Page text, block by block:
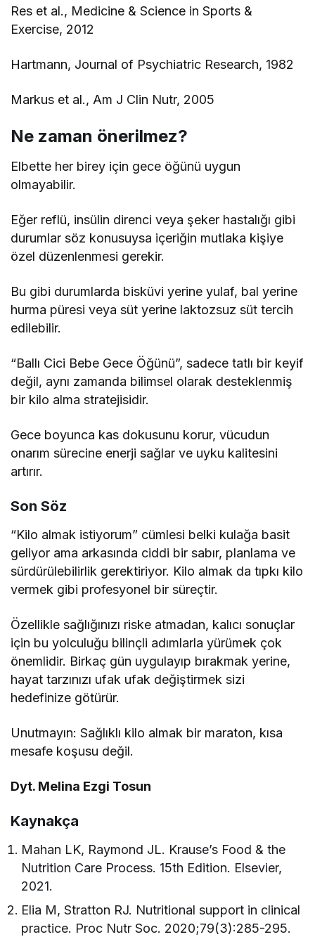
Res et al., Medicine & Science in Sports &
Exercise, 2012
Hartmann, Journal of Psychiatric Research, 1982
Markus et al., Am J Clin Nutr, 2005
Ne zaman önerilmez?
Elbette her birey için gece öğünü uygun
olmayabilir.
Eğer reflü, insülin direnci veya şeker hastalığı gibi
durumlar söz konusuysa içeriğin mutlaka kişiye
özel düzenlenmesi gerekir.
Bu gibi durumlarda bisküvi yerine yulaf, bal yerine
hurma püresi veya süt yerine laktozsuz süt tercih
edilebilir.
“Ballı Cici Bebe Gece Öğünü”, sadece tatlı bir keyif
değil, aynı zamanda bilimsel olarak desteklenmiş
bir kilo alma stratejisidir.
Gece boyunca kas dokusunu korur, vücudun
onarım sürecine enerji sağlar ve uyku kalitesini
artırır.
Son Söz
“Kilo almak istiyorum” cümlesi belki kulağa basit
geliyor ama arkasında ciddi bir sabır, planlama ve
sürdürülebilirlik gerektiriyor. Kilo almak da tıpkı kilo
vermek gibi profesyonel bir süreçtir.
Özellikle sağlığınızı riske atmadan, kalıcı sonuçlar
için bu yolculuğu bilinçli adımlarla yürümek çok
önemlidir. Birkaç gün uygulayıp bırakmak yerine,
hayat tarzınızı ufak ufak değiştirmek sizi
hedefinize götürür.
Unutmayın: Sağlıklı kilo almak bir maraton, kısa
mesafe koşusu değil.
Dyt. Melina Ezgi Tosun
Kaynakça
Mahan LK, Raymond JL. Krause’s Food & the
Nutrition Care Process. 15th Edition. Elsevier,
2021.
Elia M, Stratton RJ. Nutritional support in clinical
practice. Proc Nutr Soc. 2020;79(3):285-295.